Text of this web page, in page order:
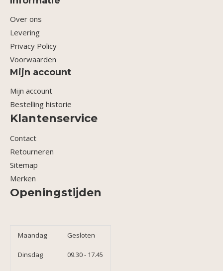
Over ons
Levering
Privacy Policy
Voorwaarden
Mijn account
Mijn account
Bestelling historie
Klantenservice
Contact
Retourneren
Sitemap
Merken
Openingstijden
Maandag Gesloten
Dinsdag 09.30 - 17.45